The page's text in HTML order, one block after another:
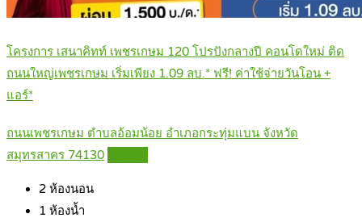
โครงการ เสนาคิทท์ เพชรเกษม 120 โปรปังกลางปี คอนโดใหม่ ติด
ถนนใหญ่เพชรเกษม เริ่มเพียง 1.09 ลบ.* ฟรี! ค่าใช้จ่ายวันโอน +
แอร์*
ถนนเพชรเกษม ตำบลอ้อมน้อย อำเภอกระทุ่มแบน จังหวัด
สมุทรสาคร 74130
2 ห้องนอน
1 ห้องน้ำ